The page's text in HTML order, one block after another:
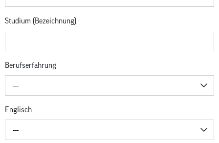
Studium (Bezeichnung)
Berufserfahrung
---
Englisch
---